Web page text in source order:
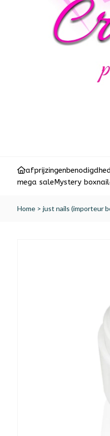
afprijzingen
mega saleMystery box
Home > just nails (importeur